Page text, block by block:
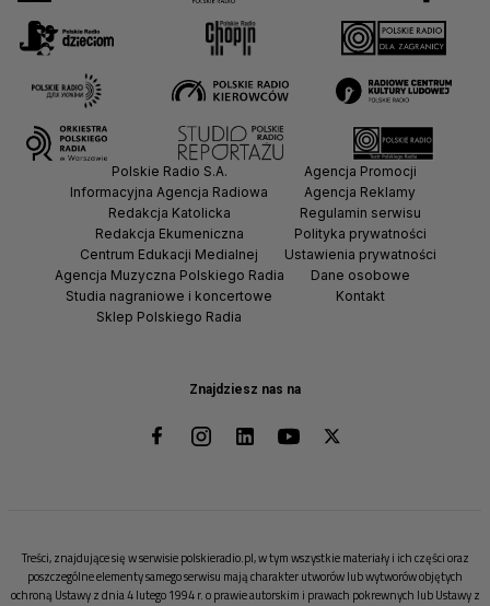
Znajdziesz nas na
Polskie Radio S.A.
Informacyjna Agencja Radiowa
Redakcja Katolicka
Redakcja Ekumeniczna
Centrum Edukacji Medialnej
Agencja Muzyczna Polskiego Radia
Studia nagraniowe i koncertowe
Sklep Polskiego Radia
Agencja Promocji
Agencja Reklamy
Regulamin serwisu
Polityka prywatności
Ustawienia prywatności
Dane osobowe
Kontakt
Treści, znajdujące się w serwisie polskieradio.pl, w tym wszystkie materiały i ich części oraz
poszczególne elementy samego serwisu mają charakter utworów lub wytworów objętych
ochroną Ustawy z dnia 4 lutego 1994 r. o prawie autorskim i prawach pokrewnych lub Ustawy z